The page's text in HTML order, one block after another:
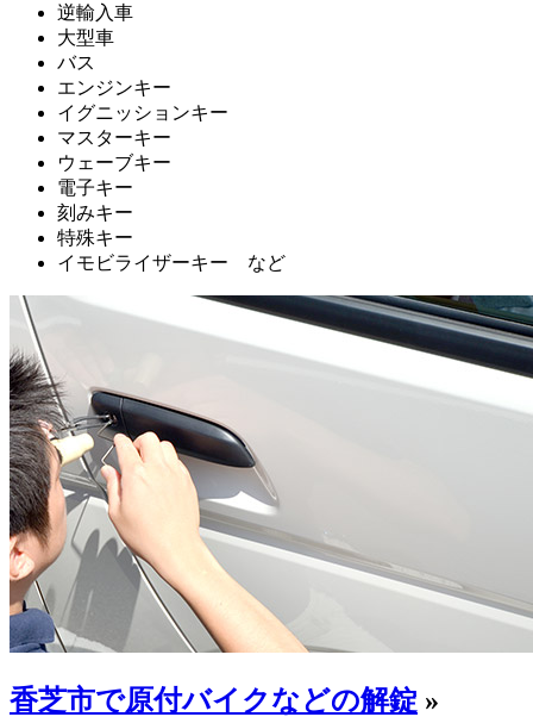
逆輸入車
大型車
バス
エンジンキー
イグニッションキー
マスターキー
ウェーブキー
電子キー
刻みキー
特殊キー
イモビライザーキー など
香芝市で原付バイクなどの解錠 »